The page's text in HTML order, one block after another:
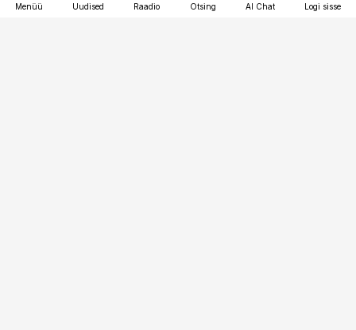
Menüü Uudised Raadio Otsing AI Chat Logi sisse